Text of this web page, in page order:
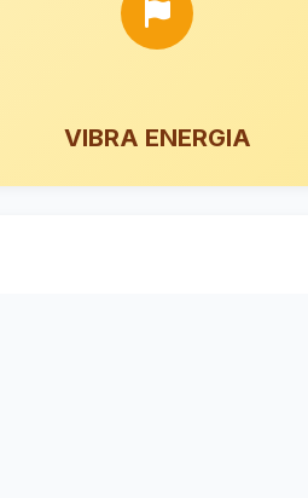
VIBRA ENERGIA